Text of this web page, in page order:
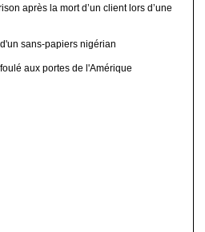
après la mort d’un client lors d’une
sans-papiers nigérian
aux portes de l'Amérique